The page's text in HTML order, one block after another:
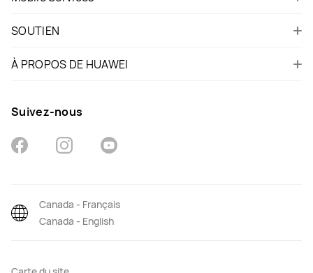
SOUTIEN
À PROPOS DE HUAWEI
Suivez-nous
Canada - Français
Canada - English